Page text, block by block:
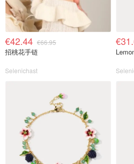
€42.44 €66.95
招桃花手链
Selenichast